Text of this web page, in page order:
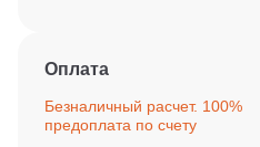
Оплата
Безналичный расчет. 100%
предоплата по счету